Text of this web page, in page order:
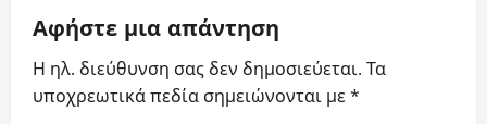
v
i
g
Αφήστε μια απάντηση
Η ηλ. διεύθυνση σας δεν δημοσιεύεται. Τα
υποχρεωτικά πεδία σημειώνονται με*